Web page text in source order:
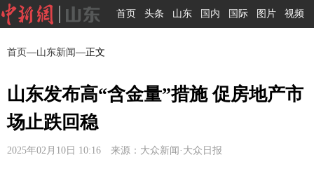
首页 头条 山东 国内 国际 图片 视频
首页—山东新闻—正文
山东发布高“含金量”措施 促房地产市
场止跌回稳
2025年02月10日 10:16 来源：大众新闻·大众日报